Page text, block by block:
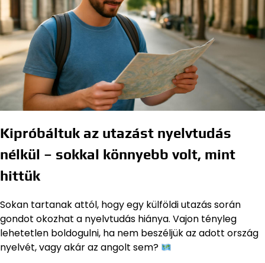
Kipróbáltuk az utazást nyelvtudás
nélkül – sokkal könnyebb volt, mint
hittük
Sokan tartanak attól, hogy egy külföldi utazás során
gondot okozhat a nyelvtudás hiánya. Vajon tényleg
lehetetlen boldogulni, ha nem beszéljük az adott ország
nyelvét, vagy akár az angolt sem?